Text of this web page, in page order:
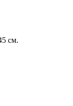
см.